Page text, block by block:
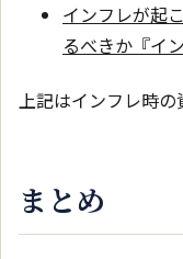
インフレが起
るべきか『イ
上記はインフレ時の
まとめ